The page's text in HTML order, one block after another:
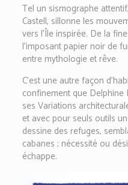
Tel un sismographe
Castell, sillonne les
vers l’Île inspirée. De la
l’imposant papier noir de
entre mythologie et rêve.
C’est une autre façon
confinement que
ses Variations
et avec pour seuls outils
dessine des refuges,
cabanes ; nécessité ou
échappe.